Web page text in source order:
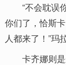
“不会耽误
你们了，恰斯
人都来了！”玛
卡齐娜则